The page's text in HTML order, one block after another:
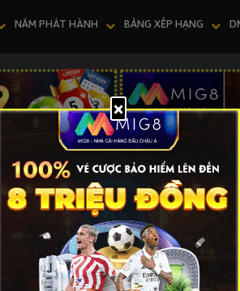
NĂM PHÁT HÀNH BẢNG XẾP HẠNG
phim hót nhất, phim hót 2018, phim mới, phim
hót 2018, phim mới, phim thuyết minh, phim hay